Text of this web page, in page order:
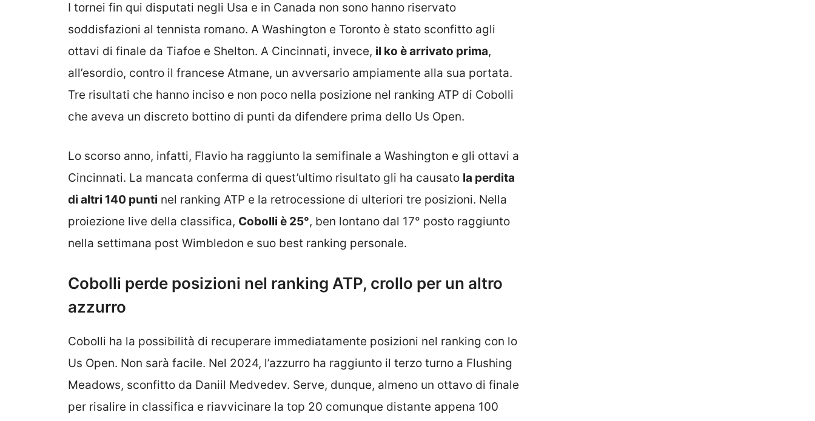
I tornei fin qui disputati negli Usa e in Canada non sono hanno riservato
soddisfazioni al tennista romano. A Washington e Toronto è stato sconfitto agli
ottavi di finale da Tiafoe e Shelton. A Cincinnati, invece, il ko è arrivato prima,
all’esordio, contro il francese Atmane, un avversario ampiamente alla sua portata.
Tre risultati che hanno inciso e non poco nella posizione nel ranking ATP di Cobolli
che aveva un discreto bottino di punti da difendere prima dello Us Open.
Lo scorso anno, infatti, Flavio ha raggiunto la semifinale a Washington e gli ottavi a
Cincinnati. La mancata conferma di quest’ultimo risultato gli ha causato la perdita
di altri 140 punti nel ranking ATP e la retrocessione di ulteriori tre posizioni. Nella
proiezione live della classifica, Cobolli è 25°, ben lontano dal 17° posto raggiunto
nella settimana post Wimbledon e suo best ranking personale.
Cobolli perde posizioni nel ranking ATP, crollo per un altro
azzurro
Cobolli ha la possibilità di recuperare immediatamente posizioni nel ranking con lo
Us Open. Non sarà facile. Nel 2024, l’azzurro ha raggiunto il terzo turno a Flushing
Meadows, sconfitto da Daniil Medvedev. Serve, dunque, almeno un ottavo di finale
per risalire in classifica e riavvicinare la top 20 comunque distante appena 100